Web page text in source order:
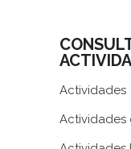
Actividades
Actividades